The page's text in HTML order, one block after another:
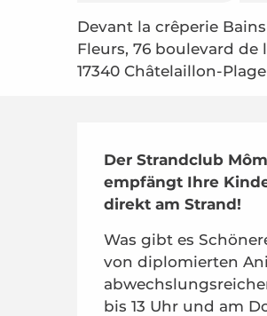
Devant la crêperie
Fleurs, 76 boulevard de
17340 Châtelaillon-Plage
Der Strandclub
empfängt Ihre
direkt am Strand!
Was gibt es
von diplomierten
bis 13 Uhr und am